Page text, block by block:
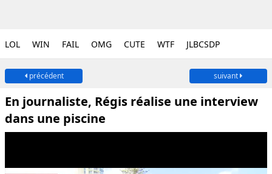
LOL WIN FAIL OMG CUTE WTF JLBCSDP
précédent suivant
En journaliste, Régis réalise une interview
dans une piscine